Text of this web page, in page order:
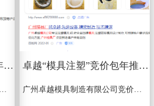
悦顶“铝格栅厂家”竞价包年推广上线啦
格栅、铝屏风、铝格栅厂家、铝窗花厂家、铝花格、铝隔断，7*24小时，全国（除广州外），365天...
卓越“模具注塑”竞价包年推广上线啦
广州卓越模具制造有限公司竞价包年推广关键词：广州模具厂，模具注塑，赠送词：广州注塑厂，广州模具注塑厂...